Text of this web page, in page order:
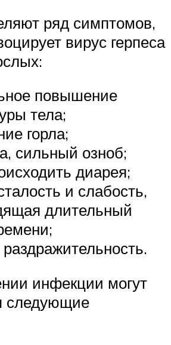
ряд симптомов,
вирус герпеса
повышение
тела;
горла;
сильный озноб;
диарея;
и слабость,
длительный
раздражительность.
инфекции могут
следующие